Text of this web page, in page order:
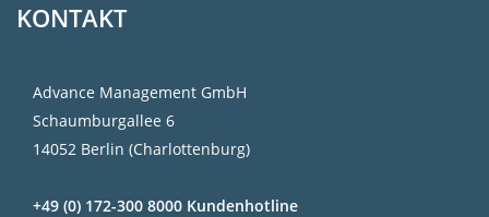
KONTAKT
Advance Management GmbH
Schaumburgallee 6
14052 Berlin (Charlottenburg)
+49 (0) 172-300 8000 Kundenhotline